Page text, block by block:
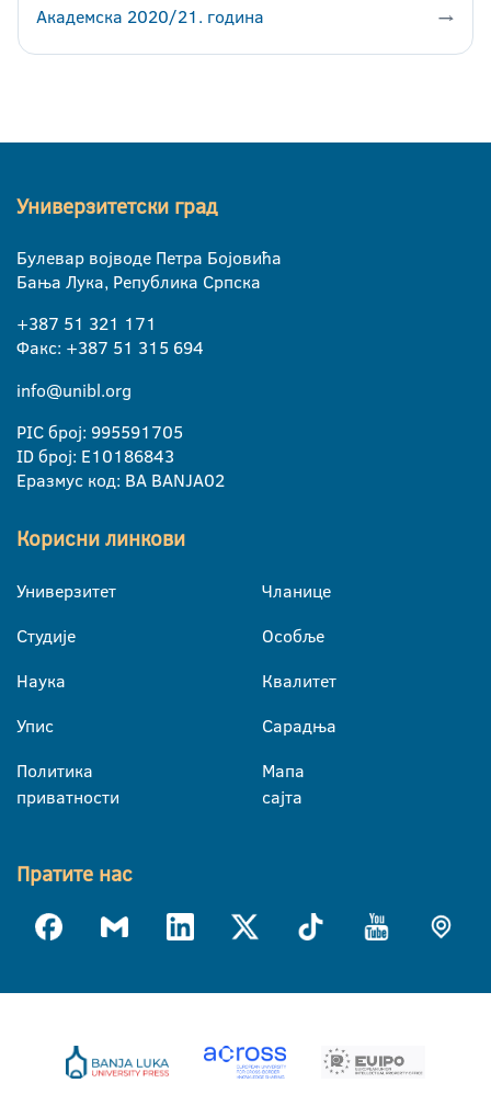
Академска 2020/21. година →
Универзитетски град
Булевар војводе Петра Бојовића
Бања Лука, Република Српска
+387 51 321 171
Факс: +387 51 315 694
info@unibl.org
PIC број: 995591705
ID број: E10186843
Еразмус код: BA BANJA02
Корисни линкови
Универзитет
Студије
Наука
Упис
Политика
приватности
Чланице
Особље
Квалитет
Сарадња
Мапа
сајта
Пратите нас